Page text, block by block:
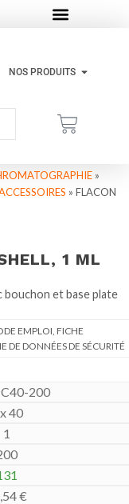
NOS PRODUITS
»
» FLACON
1 ML
bouchon et base plate
EMPLOI, FICHE
DE DONNÉES DE SÉCURITÉ
200
40
1
€